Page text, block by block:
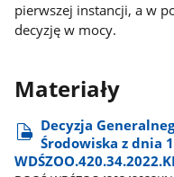
pierwszej instancji, a w
decyzję w mocy.
Materiały
Decyzja
Środowiska z dnia